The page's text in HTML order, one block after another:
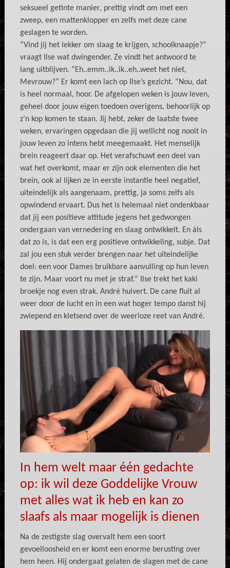
seksueel getinte manier, prettig vindt om met een
zweep, een mattenklopper en zelfs met deze cane
geslagen te worden.
“Vind jij het lekker om slaag te krijgen, schoolknaapje?”
vraagt Ilse wat dwingender. Ze vindt het antwoord te
lang uitblijven. “Eh..emm..ik..ik..eh..weet het niet,
Mevrouw?” Er komt een lach op Ilse’s gezicht. “Nou, dat
is heel normaal, hoor. De afgelopen weken is jouw leven,
geheel door jouw eigen toedoen overigens, behoorlijk op
z’n kop komen te staan. Jij hebt, zeker de laatste twee
weken, ervaringen opgedaan die jij wellicht nog nooit in
jouw leven zo intens hebt meegemaakt. Het menselijk
brein reageert daar op. Het verafschuwt een deel van
wat het overkomt, maar er zijn ook elementen die het
brein, ook al lijken ze in eerste instantie heel negatief,
uiteindelijk als aangenaam, prettig, ja soms zelfs als
opwindend ervaart. Dus het is helemaal niet ondenkbaar
dat jij een positieve attitude jegens het gedwongen
ondergaan van vernedering en slaag ontwikkelt. En áls
dat zo is, is dat een erg positieve ontwikkeling, subje. Dat
zal jou een stuk verder brengen naar het uiteindelijke
doel: een voor Dames bruikbare aanvulling op hun leven
te zijn. Maar voort nu met je straf.” Ilse trekt het kaki
broekje nog even strak. André huivert. De cane fluit al
weer door de lucht en in een wat hoger tempo danst hij
zwiepend en kletsend over de weerloze reet van André.
In hem welt maar één gedachte
op: ik wil deze Goddelijke Vrouw
met alles wat ik heb en kan zo
slaafs als maar mogelijk is dienen
Na de zestigste slag overvalt hem een soort
gevoelloosheid en er komt een enorme berusting over
hem heen. Hij ondergaat gelaten de slagen met de cane